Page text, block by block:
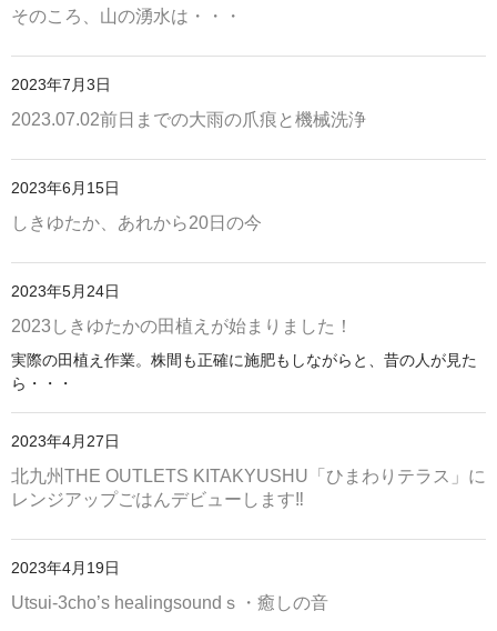
エコ50認証米
送料及び代引手数料
特定商取引法に基づく表示
そのころ、山の湧水は・・・
2023年7月3日
2023.07.02前日までの大雨の爪痕と機械洗浄
2023年6月15日
しきゆたか、あれから20日の今
2023年5月24日
2023しきゆたかの田植えが始まりました！
実際の田植え作業。株間も正確に施肥もしながらと、昔の人が見た
ら・・・
2023年4月27日
北九州THE OUTLETS KITAKYUSHU「ひまわりテラス」に
レンジアップごはんデビューします‼
2023年4月19日
Utsui-3cho’s healingsoundｓ・癒しの音